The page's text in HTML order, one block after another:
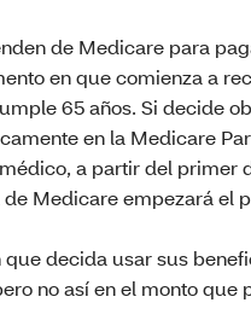
de Medicare para
en que comienza a
65 años. Si decide
en la Medicare
a partir del
Medicare empezará el
decida usar sus
no así en el monto que